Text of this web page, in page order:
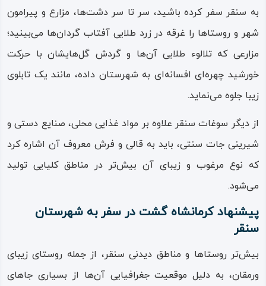
هوای مطبوع و پوشش گیاهی و جنگلی متنوع و انبوهی است که
لحظات به یاد ماندنی را برای گردشگران رقم می‌زند.
از آبشارهای معروف و زیبای سنقر آبشار گینشاپسند است که در
نزدیکی روستای ورمقان قرار گرفته و یکی از بکرترین مناطق
تفریحی – طبیعی سنقر محسوب می‌شود.
روستای چرمله علیا نیز یکی از روستاهای کوهستانی است که به
دلیل ییلاقی بودن اقلیم آن، مناسب‌ترین مکان تفریحی برای
ایام گرم و فصل تابستان است؛ این روستا یک حمام تاریخی
متعلق به دوران قاجاریه دارد که بازدید از آن برای علاقه‌ مندان
آثار تاریخی بهره‌ها خواهد داشت.
احمدکه قدمتی برابر با شهر سنقر دارد و معماری این بنا دارای
یک بارگاه استثنایی است.
به سنقر سفر کرده باشید، سر تا سر دشت‌ها، مزارع و پیرامون
شهر و روستاها را غرقه در زرد طلایی آفتاب‌ گردان‌ها می‌بینید؛
مزارعی که تلالوء طلایی آن‌ها و گردش گل‌هایشان با حرکت
خورشید چهره‌ای افسانه‌ای به شهرستان داده، مانند یک تابلوی
زیبا جلوه می‌‌نماید.
از دیگر سوغات سنقر علاوه بر مواد غذایی محلی، صنایع دستی و
شیرینی‌ جات سنتی، باید به قالی و فرش معروف آن اشاره کرد
که نوع مرغوب و زیبای آن بیش‌تر در مناطق کلیایی تولید
می‌شود.
پیشنهاد کرمانشاه گشت در سفر به شهرستان
سنقر
بیش‌تر روستاها و مناطق دیدنی سنقر، از جمله روستای زیبای
ورمقان، به دلیل موقعیت جغرافیایی آن‌ها از بسیاری جاهای